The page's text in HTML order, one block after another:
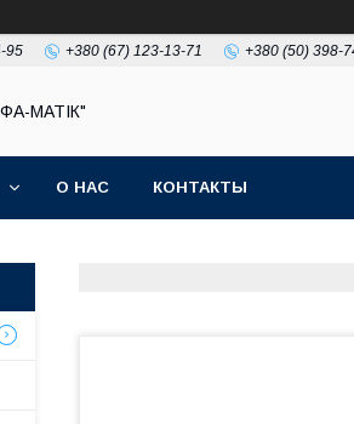
95 +380 (67) 123-13-71 +380 (50) 398-
МАТІК"
О НАС КОНТАКТЫ